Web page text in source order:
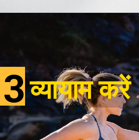
3व्यायाम करें